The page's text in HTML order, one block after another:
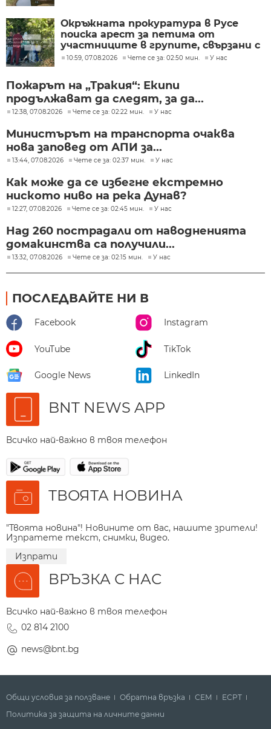
Окръжната прокуратура в Русе
поиска арест за петима от
участниците в групите, свързани с
разбитата лаборатория за
10:59, 07.08.2026 Чете се за: 02:50 мин. У нас
Пожарът на „Тракия“: Екипи
продължават да следят, за да...
12:38, 07.08.2026 Чете се за: 02:22 мин. У нас
Министърът на транспорта очаква
нова заповед от АПИ за...
13:44, 07.08.2026 Чете се за: 02:37 мин. У нас
Как може да се избегне екстремно
ниското ниво на река Дунав?
12:27, 07.08.2026 Чете се за: 02:45 мин. У нас
Над 260 пострадали от наводненията
домакинства са получили...
13:32, 07.08.2026 Чете се за: 02:15 мин. У нас
ПОСЛЕДВАЙТЕ НИ В
Facebook Instagram
YouTube TikTok
Google News LinkedIn
BNT NEWS APP
Всичко най-важно в твоя телефон
ТВОЯТА НОВИНА
"Твоята новина"! Новините от вас, нашите зрители!
Изпратете текст, снимки, видео.
Изпрати
ВРЪЗКА С НАС
Всичко най-важно в твоя телефон
02 814 2100
news@bnt.bg
Общи условия за ползване Обратна връзка СЕМ
ECPT
Политика за защита на личните данни